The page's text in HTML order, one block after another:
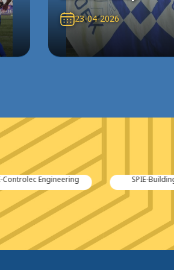
23-04-2026
SPIE-Building Systems B